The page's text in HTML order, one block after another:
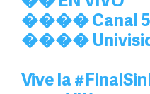
���� Canal 5
����
Vive la